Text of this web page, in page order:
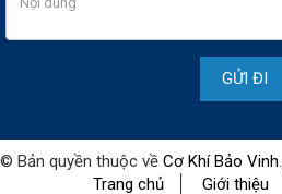
© Bản quyền thuộc về Cơ Khí Bảo Vinh.
Trang chủ
Giới thiệu